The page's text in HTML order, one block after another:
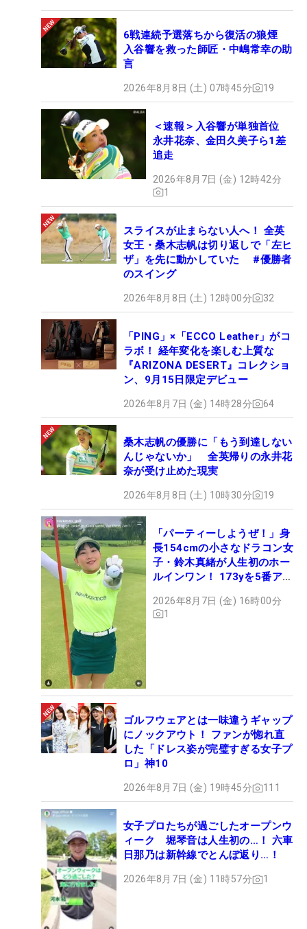
6戦連続予選落ちから復活の狼煙
入谷響を救った師匠・中嶋常幸の助
言
2026年8月8日 (土) 07時45分 19
＜速報＞入谷響が単独首位
永井花奈、金田久美子ら1差
追走
2026年8月7日 (金) 12時42分
1
スライスが止まらない人へ！ 全英
女王・桑木志帆は切り返しで「左ヒ
ザ」を先に動かしていた #優勝者
のスイング
2026年8月8日 (土) 12時00分 32
「PING」×「ECCO Leather」がコ
ラボ！ 経年変化を楽しむ上質な
『ARIZONA DESERT』コレクショ
ン、9月15日限定デビュー
2026年8月7日 (金) 14時28分 64
桑木志帆の優勝に「もう到達しない
んじゃないか」 全英帰りの永井花
奈が受け止めた現実
2026年8月8日 (土) 10時30分 19
「パーティーしようぜ！」身
長154cmの小さなドラコン女
子・鈴木真緒が人生初のホー
ルインワン！ 173yを5番アイ
2026年8月7日 (金) 16時00分
1
ゴルフウェアとは一味違うギャップ
にノックアウト！ ファンが惚れ直
した「ドレス姿が完璧すぎる女子プ
ロ」神10
2026年8月7日 (金) 19時45分 111
女子プロたちが過ごしたオープンウ
ィーク 堀琴音は人生初の…！ 六車
日那乃は新幹線でとんぼ返り…！
2026年8月7日 (金) 11時57分 1